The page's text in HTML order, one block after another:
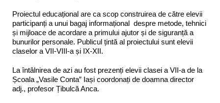
Proiectul educațional are ca scop construirea de către elevii
participanți a unui bagaj informațional despre metode, tehnici
și mijloace de acordare a primului ajutor și de siguranță a
bunurilor personale. Publicul țintă al proiectului sunt elevii
claselor a VII-VIII-a și IX-XII.
La întâlnirea de azi au fost prezenți elevii clasei a VII-a de la
Școala „Vasile Conta” Iași coordonați de doamna director
adj., profesor Țibulcă Anca.